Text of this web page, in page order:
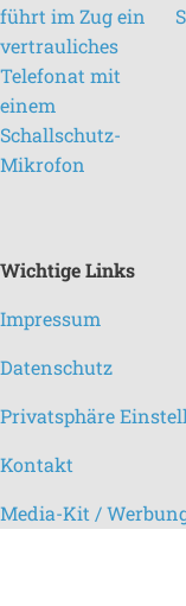
Wichtige Links
Impressum
Datenschutz
Privatsphäre
Kontakt
Media-Kit /